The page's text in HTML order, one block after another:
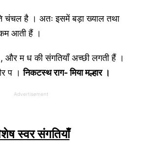
चंचल है । अतः इसमें बड़ा ख्याल तथा
आती हैं ।
और म ध की संगतियाँ अच्छी लगती हैं ।
प ।निकटस्थ राग- मिया मल्हार ।
Advertisement
स्वर संगतियाँ